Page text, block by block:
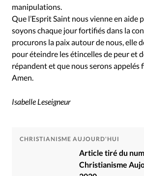
manipulations.
Que l’Esprit Saint nous vienne en aide
soyons chaque jour fortifiés dans la
procurons la paix autour de nous, elle
pour éteindre les étincelles de peur et
répandent et que nous serons appelés
Amen.
Isabelle Leseigneur
CHRISTIANISME AUJOURD'HUI
Article tiré du
Christianisme